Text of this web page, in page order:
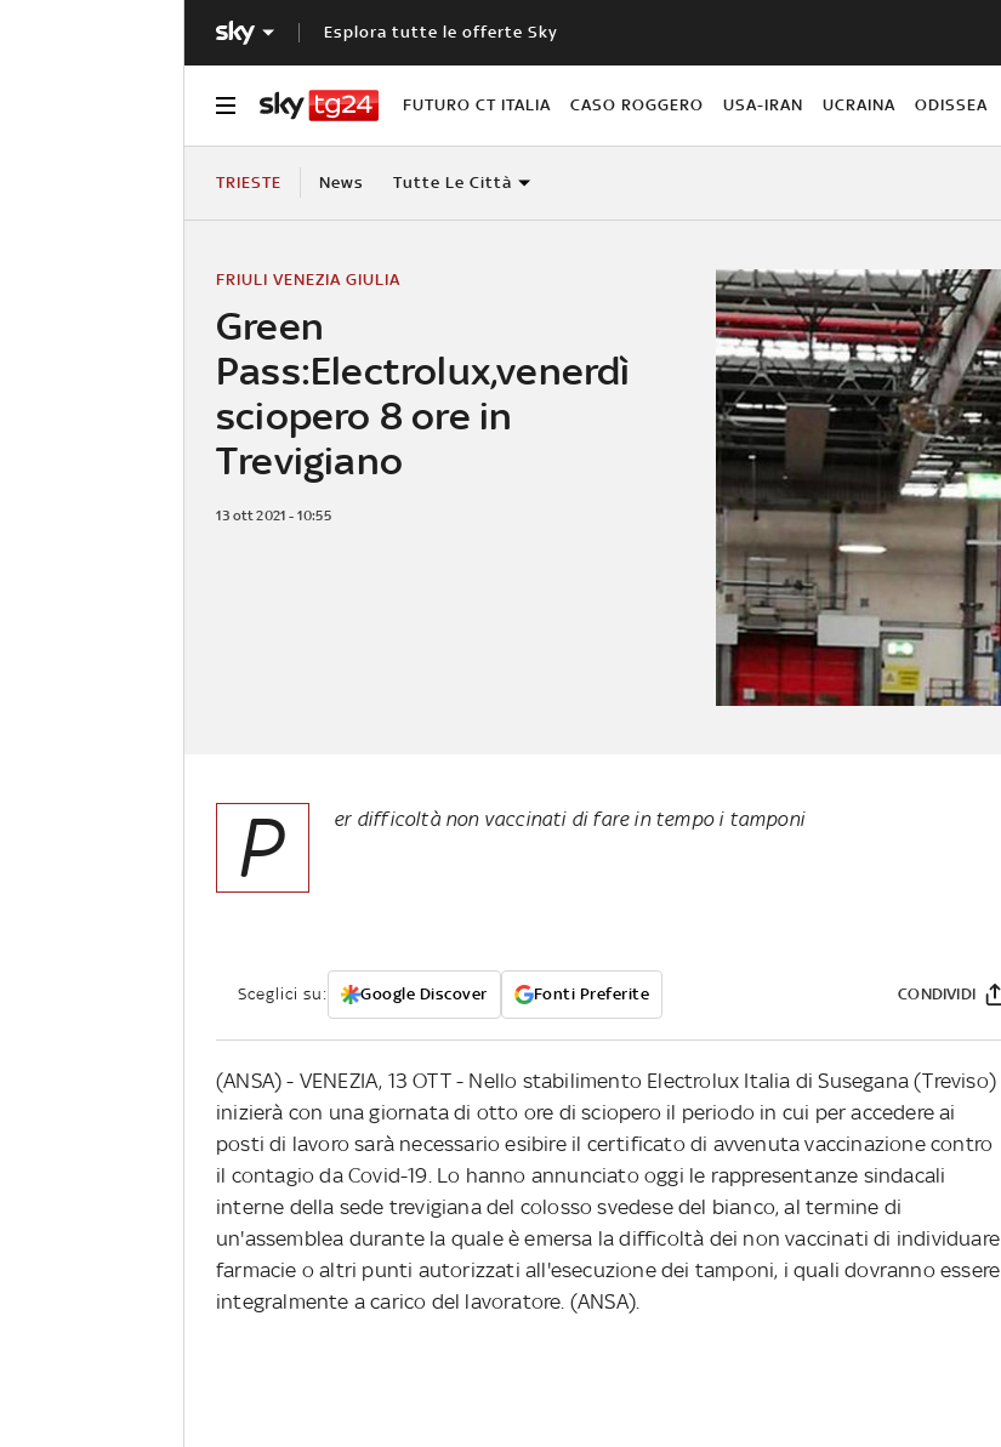
Esplora tutte le offerte Sky
FUTURO CT ITALIA CASO ROGGERO USA-IRAN UCRAINA ODISSEA
TRIESTE News Tutte Le Città
Green
Pass:Electrolux,venerdì
sciopero 8 ore in
Trevigiano
FRIULI VENEZIA GIULIA
13 ott 2021 - 10:55
P er difficoltà non vaccinati di fare in tempo i tamponi
Sceglici su: Google Discover Fonti Preferite CONDIVIDI
(ANSA) - VENEZIA, 13 OTT - Nello stabilimento Electrolux Italia di Susegana (Treviso)
inizierà con una giornata di otto ore di sciopero il periodo in cui per accedere ai
posti di lavoro sarà necessario esibire il certificato di avvenuta vaccinazione contro
il contagio da Covid-19. Lo hanno annunciato oggi le rappresentanze sindacali
interne della sede trevigiana del colosso svedese del bianco, al termine di
un'assemblea durante la quale è emersa la difficoltà dei non vaccinati di individuare
farmacie o altri punti autorizzati all'esecuzione dei tamponi, i quali dovranno essere
integralmente a carico del lavoratore. (ANSA).